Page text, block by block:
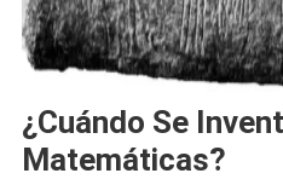
¿Cuándo Se
Matemáticas?